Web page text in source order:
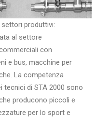
produttivi:
al settore
con
e bus, macchine per
La competenza
tecnici di STA 2000 sono
producono piccoli e
per lo sport e